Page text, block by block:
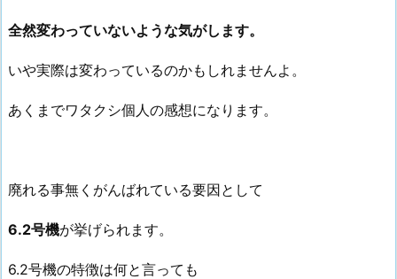
全然変わっていないような気がします。
いや実際は変わっているのかもしれませんよ。
あくまでワタクシ個人の感想になります。
廃れる事無くがんばれている要因として
6.2号機が挙げられます。
6.2号機の特徴は何と言っても